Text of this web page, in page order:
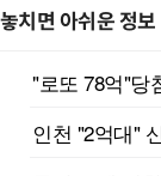
놓치면 아쉬운 정보